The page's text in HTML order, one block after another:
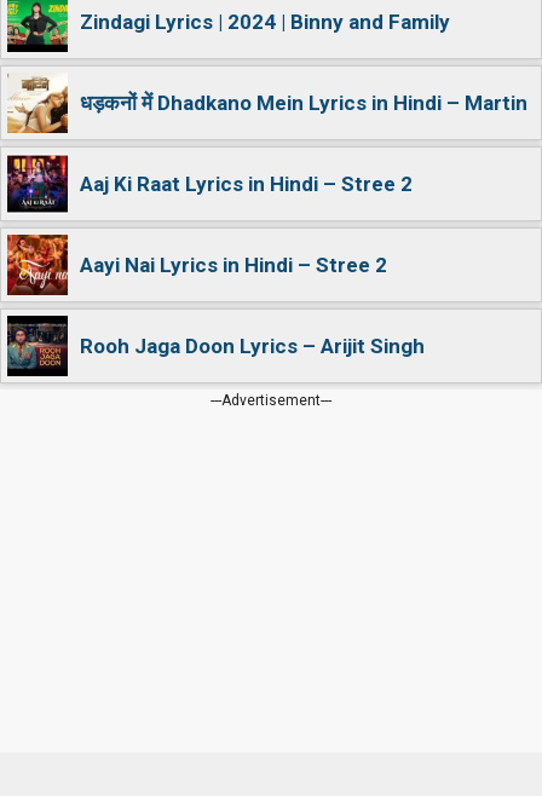
Zindagi Lyrics | 2024 | Binny and Family
धड़कनों में Dhadkano Mein Lyrics in Hindi – Martin
Aaj Ki Raat Lyrics in Hindi – Stree 2
Aayi Nai Lyrics in Hindi – Stree 2
Rooh Jaga Doon Lyrics – Arijit Singh
---Advertisement---